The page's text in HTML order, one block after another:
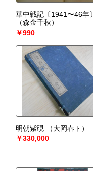
華中戦記〔1941〜46年〕
（森金千秋）
￥990
明朝紫硯
（大岡春ト）
￥330,000